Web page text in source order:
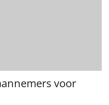
voor